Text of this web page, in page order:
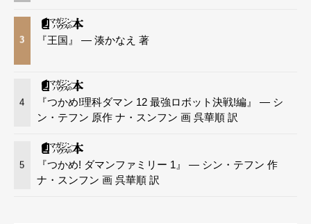
3 『王国』 — 湊かなえ 著
4
『つかめ!理科ダマン 12 最強ロボット決戦!編』 — シ
ン・テフン 原作 ナ・スンフン 画 呉華順 訳
5
『つかめ! ダマンファミリー 1』 — シン・テフン 作
ナ・スンフン 画 呉華順 訳